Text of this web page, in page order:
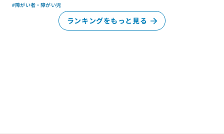
#障がい者・障がい児
ランキングをもっと見る